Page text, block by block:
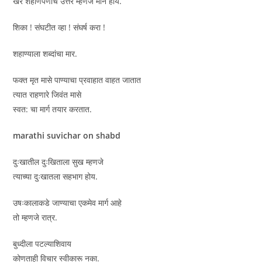
शिका ! संघटीत व्हा ! संघर्ष करा !
शहाण्याला शब्दांचा मार.
फक्त मृत मासे पाण्याचा प्रवाहात वाहत जातात
त्यात राहणारे जिवंत मासे
स्वत: चा मार्ग तयार करतात.
marathi suvichar on shabd
दुःखातील दुःखिताला सुख म्हणजे
त्याच्या दुःखातला सहभाग होय.
उषःकालाकडे जाण्याचा एकमेव मार्ग आहे
तो म्हणजे रात्र.
बुध्दीला पटल्याशिवाय
कोणताही विचार स्वीकारू नका.